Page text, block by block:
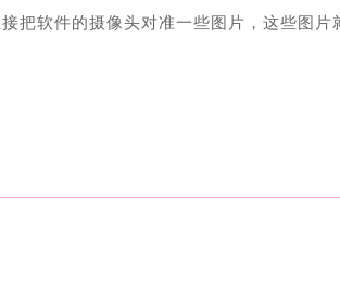
把软件的摄像头对准一些图片，这些图片